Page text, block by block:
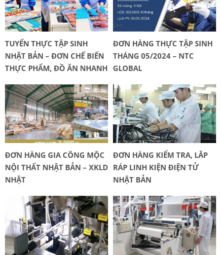
TUYỂN THỰC TẬP SINH
NHẬT BẢN – ĐƠN CHẾ BIẾN
THỰC PHẨM, ĐỒ ĂN NHANH
ĐƠN HÀNG THỰC TẬP SINH
THÁNG 05/2024 – NTC
GLOBAL
ĐƠN HÀNG GIA CÔNG MỘC
NỘI THẤT NHẬT BẢN – XKLD
NHẬT
ĐƠN HÀNG KIỂM TRA, LẮP
RÁP LINH KIỆN ĐIỆN TỬ
NHẬT BẢN